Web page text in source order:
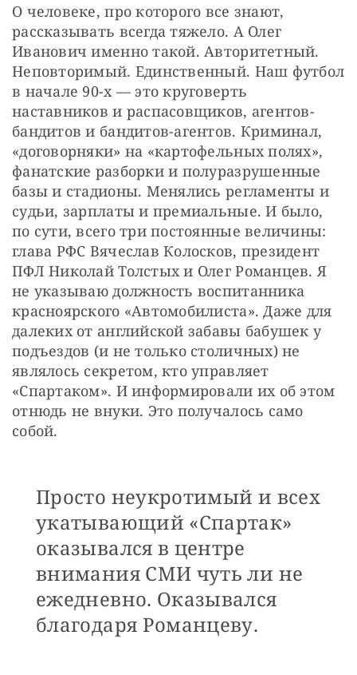
О человеке, про которого все знают,
рассказывать всегда тяжело. А Олег
Иванович именно такой. Авторитетный.
Неповторимый. Единственный. Наш футбол
в начале 90-х — это круговерть
наставников и распасовщиков, агентов-
бандитов и бандитов-агентов. Криминал,
«договорняки» на «картофельных полях»,
фанатские разборки и полуразрушенные
базы и стадионы. Менялись регламенты и
судьи, зарплаты и премиальные. И было,
по сути, всего три постоянные величины:
глава РФС Вячеслав Колосков, президент
ПФЛ Николай Толстых и Олег Романцев. Я
не указываю должность воспитанника
красноярского «Автомобилиста». Даже для
далеких от английской забавы бабушек у
подъездов (и не только столичных) не
являлось секретом, кто управляет
«Спартаком». И информировали их об этом
отнюдь не внуки. Это получалось само
собой.
Просто неукротимый и всех
укатывающий «Спартак»
оказывался в центре
внимания СМИ чуть ли не
ежедневно. Оказывался
благодаря Романцеву.